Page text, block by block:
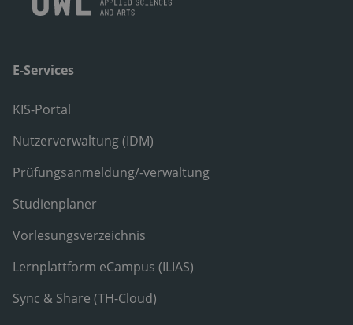
E-Services
KIS-Portal
Nutzerverwaltung (IDM)
Prüfungsanmeldung/-verwaltung
Studienplaner
Vorlesungsverzeichnis
Lernplattform eCampus (ILIAS)
Sync & Share (TH-Cloud)